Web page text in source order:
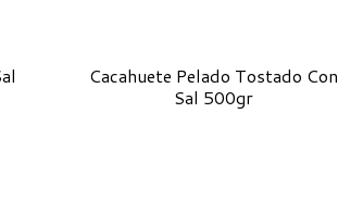
Cacahuete Pelado Tostado Con
Sal 500gr